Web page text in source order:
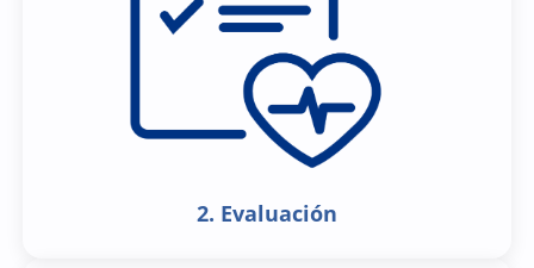
2. Evaluación